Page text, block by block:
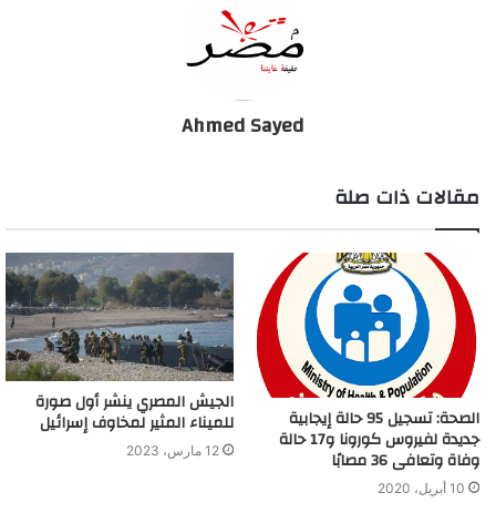
Ahmed Sayed
مقالات ذات صلة
الصحة: تسجيل 95 حالة إيجابية
جديدة لفيروس كورونا و17 حالة
وفاة وتعافى 36 مصابًا
10 أبريل، 2020
الجيش المصري ينشر أول صورة
للميناء المثير لمخاوف إسرائيل
12 مارس، 2023